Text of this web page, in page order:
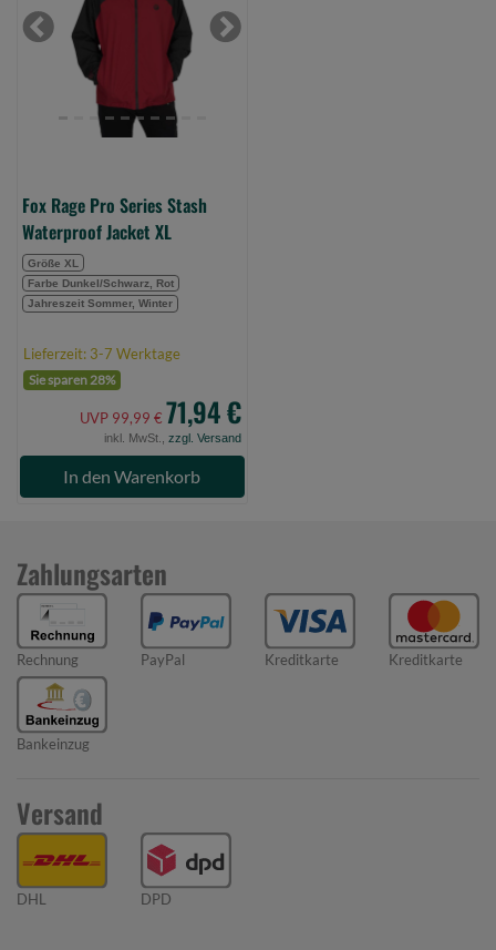
Series
Stash
Waterproof
Previous Next
Fox Rage Pro Series Stash
Waterproof Jacket XL
Größe XL
Farbe Dunkel/Schwarz, Rot
Jahreszeit Sommer, Winter
Lieferzeit: 3-7 Werktage
Sie sparen 28%
UVP 99,99 € 71,94 €
inkl. MwSt., zzgl. Versand
In den Warenkorb
Zahlungsarten
Rechnung PayPal Kreditkarte Kreditkarte
Bankeinzug
Versand
DHL DPD